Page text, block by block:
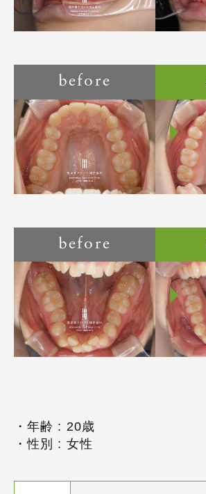
before
before
・年齢 : 20歳
・性別 : 女性